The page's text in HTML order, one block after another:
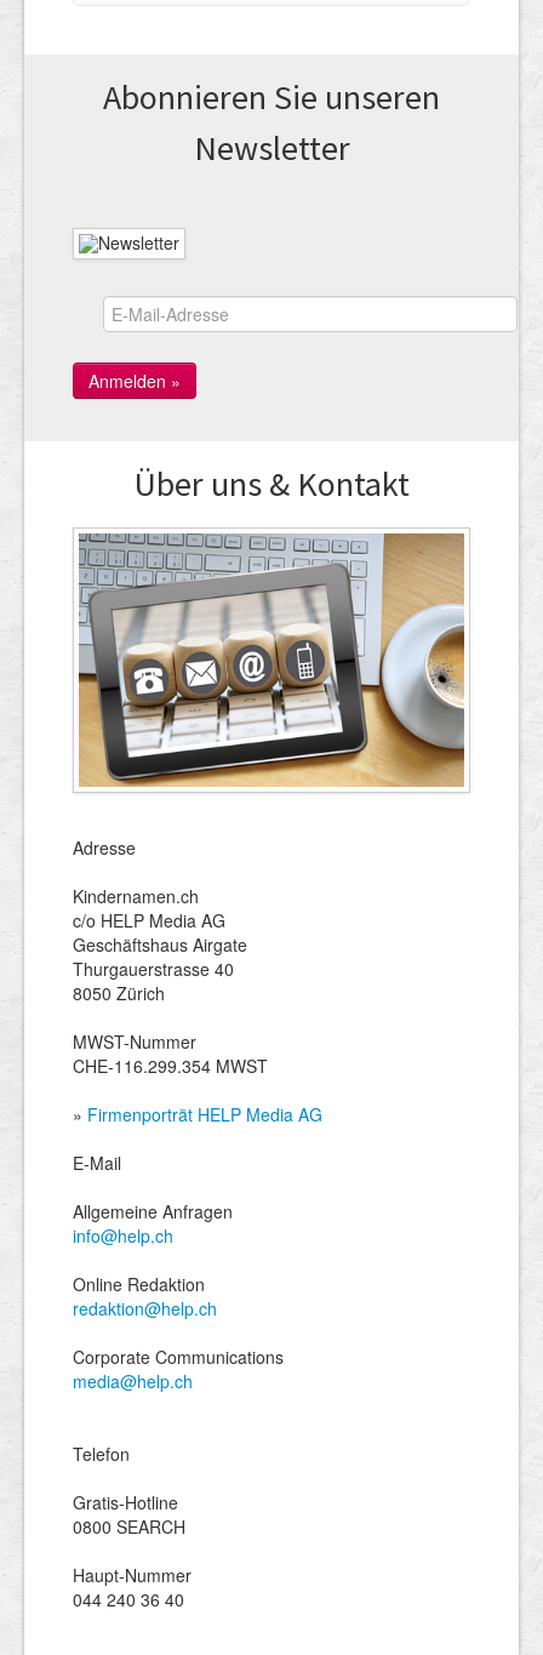
Abonnieren Sie unseren
News­letter
Über uns & Kontakt
Adresse
Kindernamen.ch
c/o HELP Media AG
Geschäftshaus Airgate
Thurgauerstrasse 40
8050 Zürich
MWST-Nummer
CHE-116.299.354 MWST
» Firmenporträt HELP Media AG
E-Mail
Allgemeine Anfragen
info@help.ch
Online Redaktion
redaktion@help.ch
Corporate Communications
media@help.ch
Telefon
Gratis-Hotline
0800 SEARCH
Haupt-Nummer
044 240 36 40